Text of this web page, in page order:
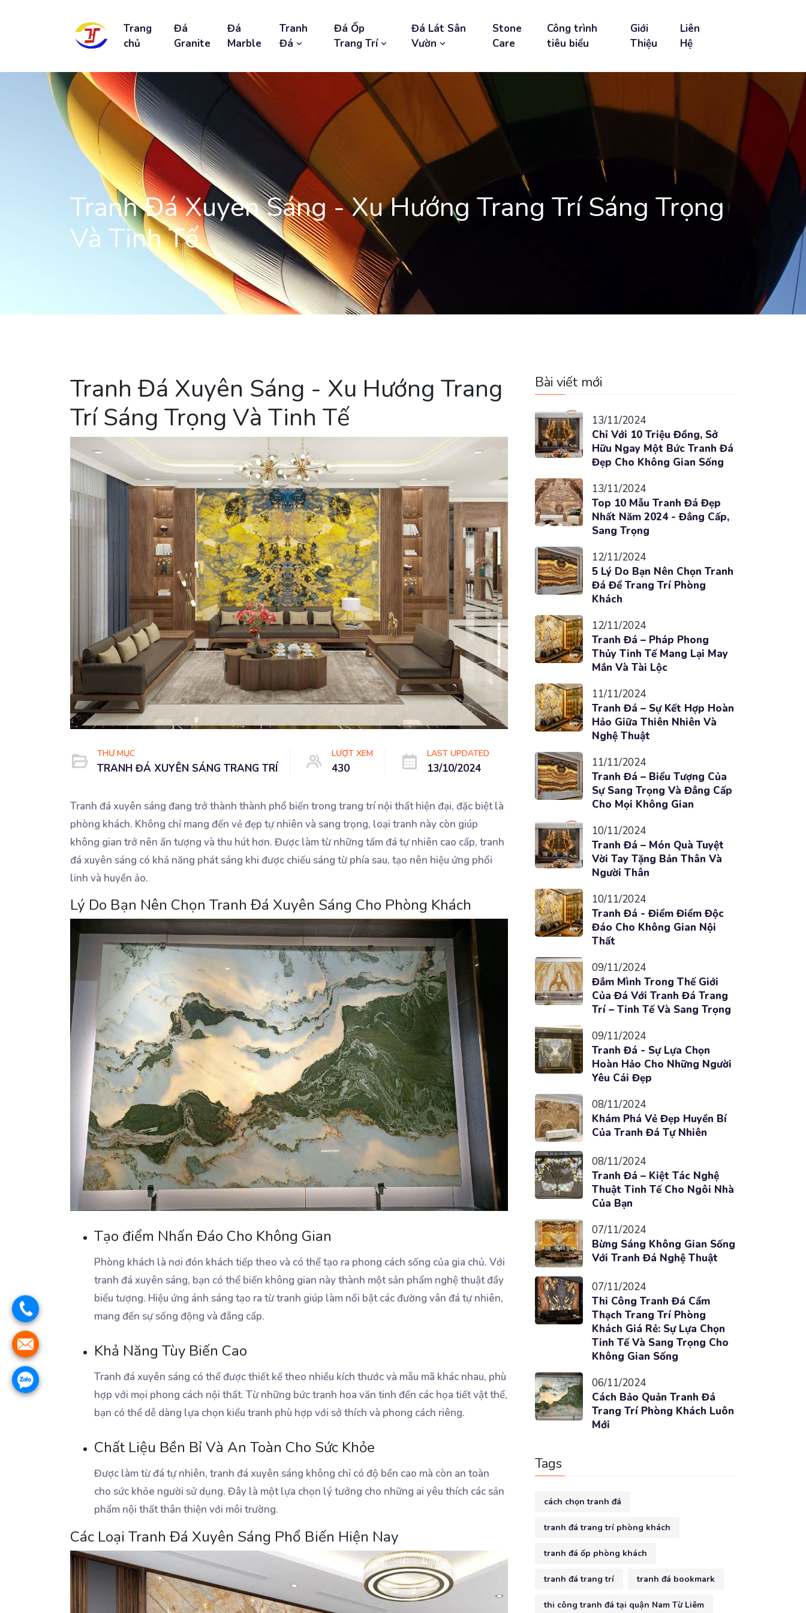
Trang
chủ
Đá
Granite
Đá
Marble
Tranh
Đá
Đá Ốp
Trang Trí
Đá Lát Sân
Vườn
Stone
Care
Công trình
tiêu biểu
Giới
Thiệu
Liên
Hệ
Tranh Đá Xuyên Sáng - Xu Hướng Trang Trí Sáng Trọng
Và Tinh Tế
Tranh Đá Xuyên Sáng - Xu Hướng Trang
Trí Sáng Trọng Và Tinh Tế
THƯ MỤC
TRANH ĐÁ XUYÊN SÁNG TRANG TRÍ
LƯỢT XEM
430
LAST UPDATED
13/10/2024
Tranh đá xuyên sáng đang trở thành thành phổ biến trong trang trí nội thất hiện đại, đặc biệt là
phòng khách. Không chỉ mang đến vẻ đẹp tự nhiên và sang trọng, loại tranh này còn giúp
không gian trở nên ấn tượng và thu hút hơn. Được làm từ những tấm đá tự nhiên cao cấp, tranh
đá xuyên sáng có khả năng phát sáng khi được chiếu sáng từ phía sau, tạo nên hiệu ứng phổi
linh và huyền ảo.
Lý Do Bạn Nên Chọn Tranh Đá Xuyên Sáng Cho Phòng Khách
Tạo điểm Nhấn Đáo Cho Không Gian
Phòng khách là nơi đón khách tiếp theo và có thể tạo ra phong cách sống của gia chủ. Với
tranh đá xuyên sáng, bạn có thể biến không gian này thành một sản phẩm nghệ thuật đầy
biểu tượng. Hiệu ứng ánh sáng tạo ra từ tranh giúp làm nổi bật các đường vân đá tự nhiên,
mang đến sự sống động và đẳng cấp.
Khả Năng Tùy Biến Cao
Tranh đá xuyên sáng có thể được thiết kế theo nhiều kích thước và mẫu mã khác nhau, phù
hợp với mọi phong cách nội thất. Từ những bức tranh hoa văn tinh đến các họa tiết vật thể,
bạn có thể dễ dàng lựa chọn kiểu tranh phù hợp với sở thích và phong cách riêng.
Chất Liệu Bền Bỉ Và An Toàn Cho Sức Khỏe
Được làm từ đá tự nhiên, tranh đá xuyên sáng không chỉ có độ bền cao mà còn an toàn
cho sức khỏe người sử dụng. Đây là một lựa chọn lý tưởng cho những ai yêu thích các sản
phẩm nội thất thân thiện với môi trường.
Các Loại Tranh Đá Xuyên Sáng Phổ Biến Hiện Nay
Bài viết mới
13/11/2024
Chỉ Với 10 Triệu Đồng, Sở
Hữu Ngay Một Bức Tranh Đá
Đẹp Cho Không Gian Sống
13/11/2024
Top 10 Mẫu Tranh Đá Đẹp
Nhất Năm 2024 - Đẳng Cấp,
Sang Trọng
12/11/2024
5 Lý Do Bạn Nên Chọn Tranh
Đá Để Trang Trí Phòng
Khách
12/11/2024
Tranh Đá – Pháp Phong
Thủy Tinh Tế Mang Lại May
Mắn Và Tài Lộc
11/11/2024
Tranh Đá – Sự Kết Hợp Hoàn
Hảo Giữa Thiên Nhiên Và
Nghệ Thuật
11/11/2024
Tranh Đá – Biểu Tượng Của
Sự Sang Trọng Và Đẳng Cấp
Cho Mọi Không Gian
10/11/2024
Tranh Đá – Món Quà Tuyệt
Vời Tay Tặng Bản Thân Và
Người Thân
10/11/2024
Tranh Đá - Điểm Điểm Độc
Đáo Cho Không Gian Nội
Thất
09/11/2024
Đắm Mình Trong Thế Giới
Của Đá Với Tranh Đá Trang
Trí – Tinh Tế Và Sang Trọng
09/11/2024
Tranh Đá - Sự Lựa Chọn
Hoàn Hảo Cho Những Người
Yêu Cái Đẹp
08/11/2024
Khám Phá Vẻ Đẹp Huyền Bí
Của Tranh Đá Tự Nhiên
08/11/2024
Tranh Đá – Kiệt Tác Nghệ
Thuật Tinh Tế Cho Ngôi Nhà
Của Bạn
07/11/2024
Bừng Sáng Không Gian Sống
Với Tranh Đá Nghệ Thuật
07/11/2024
Thi Công Tranh Đá Cẩm
Thạch Trang Trí Phòng
Khách Giá Rẻ: Sự Lựa Chọn
Tinh Tế Và Sang Trọng Cho
Không Gian Sống
06/11/2024
Cách Bảo Quản Tranh Đá
Trang Trí Phòng Khách Luôn
Mới
Tags
cách chọn tranh đá
tranh đá trang trí phòng khách
tranh đá ốp phòng khách
tranh đá trang trí tranh đá bookmark
thi công tranh đá tại quận Nam Từ Liêm